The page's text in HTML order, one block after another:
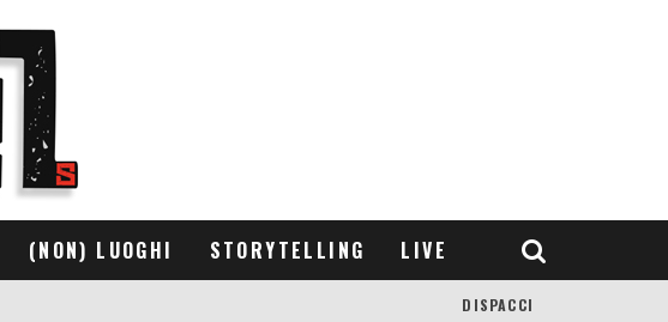
(NON) LUOGHI STORYTELLING LIVE
DISPACCI